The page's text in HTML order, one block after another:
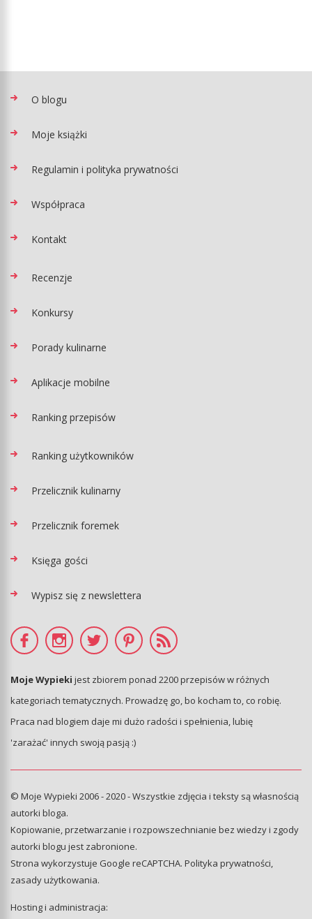
O blogu
Moje książki
Regulamin i polityka prywatności
Współpraca
Kontakt
Recenzje
Konkursy
Porady kulinarne
Aplikacje mobilne
Ranking przepisów
Ranking użytkowników
Przelicznik kulinarny
Przelicznik foremek
Księga gości
Wypisz się z newslettera
Moje Wypieki jest zbiorem ponad 2200 przepisów w różnych
kategoriach tematycznych. Prowadzę go, bo kocham to, co robię.
Praca nad blogiem daje mi dużo radości i spełnienia, lubię
'zarażać' innych swoją pasją :)
© Moje Wypieki 2006 - 2020 - Wszystkie zdjęcia i teksty są własnością
autorki bloga.
Kopiowanie, przetwarzanie i rozpowszechnianie bez wiedzy i zgody
autorki blogu jest zabronione.
Strona wykorzystuje Google reCAPTCHA. Polityka prywatności,
zasady użytkowania.
Hosting i administracja: